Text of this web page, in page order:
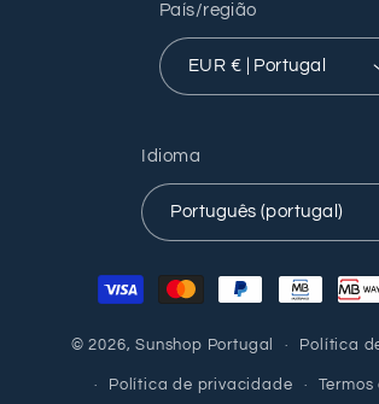
País/região
EUR € | Portugal
Idioma
Português (portugal)
Métodos
pagamento
© 2026,Sunshop Portugal Política
Política de privacidade